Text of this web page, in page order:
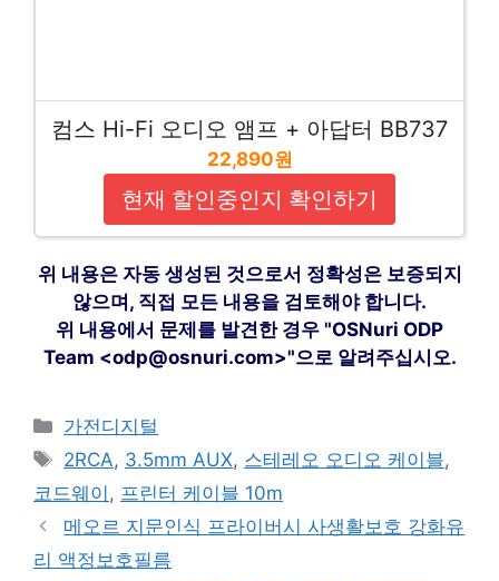
컴스 Hi-Fi 오디오 앰프 + 아답터 BB737
22,890원
현재 할인중인지 확인하기
위 내용은 자동 생성된 것으로서 정확성은 보증되지
않으며, 직접 모든 내용을 검토해야 합니다.
위 내용에서 문제를 발견한 경우 "OSNuri ODP
Team <odp@osnuri.com>"으로 알려주십시오.
카
테
리
가전디지털
태
그
2RCA, 3.5mm AUX, 스테레오 오디오 케이블,
코드웨이 , 프린터 케이블 10m
메오르 지문인식 프라이버시 사생활보호 강화유
리 액정보호필름